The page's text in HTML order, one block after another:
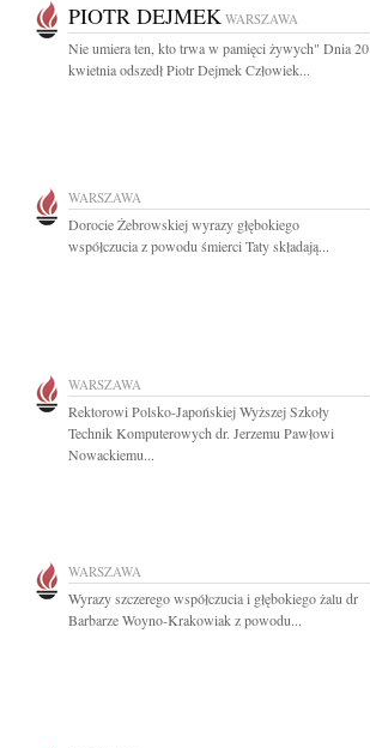
PIOTR DEJMEK WARSZAWA
Nie umiera ten, kto trwa w pamięci żywych" Dnia 20
kwietnia odszedł Piotr Dejmek Człowiek...
WARSZAWA
Dorocie Żebrowskiej wyrazy głębokiego
współczucia z powodu śmierci Taty składają...
WARSZAWA
Rektorowi Polsko-Japońskiej Wyższej Szkoły
Technik Komputerowych dr. Jerzemu Pawłowi
Nowackiemu...
WARSZAWA
Wyrazy szczerego współczucia i głębokiego żalu dr
Barbarze Woyno-Krakowiak z powodu...